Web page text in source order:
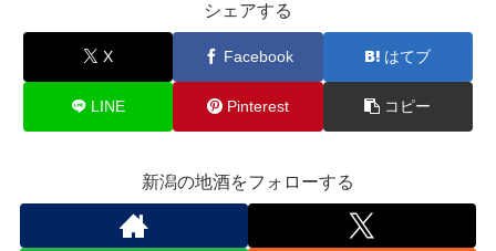
シェアする
X Facebook はてブ
LINE Pinterest コピー
新潟の地酒をフォローする